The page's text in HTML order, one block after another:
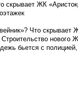
скрывает ЖК
Что
бьется с